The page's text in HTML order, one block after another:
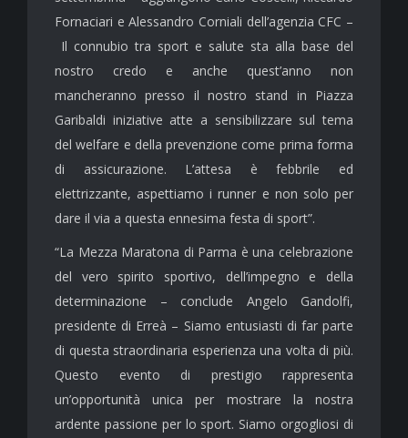
Fornaciari e Alessandro Corniali dell’agenzia CFC –
Il connubio tra sport e salute sta alla base del
nostro credo e anche quest’anno non
mancheranno presso il nostro stand in Piazza
Garibaldi iniziative atte a sensibilizzare sul tema
del welfare e della prevenzione come prima forma
di assicurazione. L’attesa è febbrile ed
elettrizzante, aspettiamo i runner e non solo per
dare il via a questa ennesima festa di sport”.
“La Mezza Maratona di Parma è una celebrazione
del vero spirito sportivo, dell’impegno e della
determinazione – conclude Angelo Gandolfi,
presidente di Erreà – Siamo entusiasti di far parte
di questa straordinaria esperienza una volta di più.
Questo evento di prestigio rappresenta
un’opportunità unica per mostrare la nostra
ardente passione per lo sport. Siamo orgogliosi di